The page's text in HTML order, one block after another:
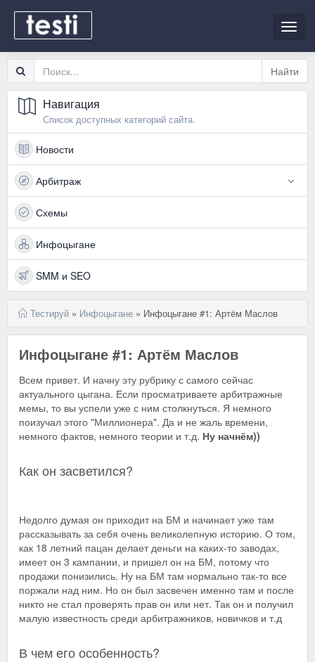
Навигация
Список доступных категорий сайта.
Новости
Арбитраж
Схемы
Инфоцыгане
SMM и SEO
Тестируй » Инфоцыгане » Инфоцыгане #1: Артём Маслов
Инфоцыгане #1: Артём Маслов
Всем привет. И начну эту рубрику с самого сейчас
актуального цыгана. Если просматриваете арбитражные
мемы, то вы успели уже с ним столкнуться. Я немного
поизучал этого "Миллионера". Да и не жаль времени,
немного фактов, немного теории и т.д. Ну начнём))
Как он засветился?
Недолго думая он приходит на БМ и начинает уже там
рассказывать за себя очень великолепную историю. О том,
как 18 летний пацан делает деньги на каких-то заводах,
имеет он 3 кампании, и пришел он на БМ, потому что
продажи понизились. Ну на БМ там нормально так-то все
поржали над ним. Но он был засвечен именно там и после
никто не стал проверять прав он или нет. Так он и получил
малую известность среди арбитражников, новичков и т.д
В чем его особенность?